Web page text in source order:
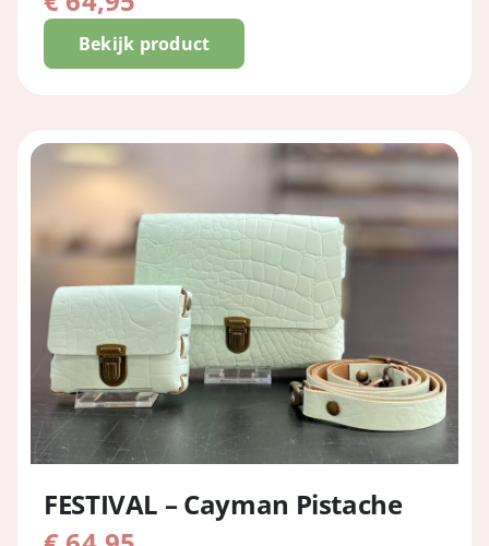
Bekijk product
FESTIVAL – Cayman Pistache